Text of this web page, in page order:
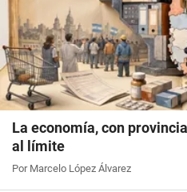
La economía, con
al límite
Por Marcelo López Álvarez